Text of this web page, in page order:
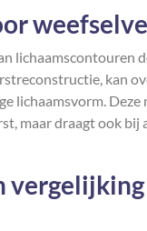
lichaamscontouren
kan
lichaamsvorm.
maar draagt ook bij